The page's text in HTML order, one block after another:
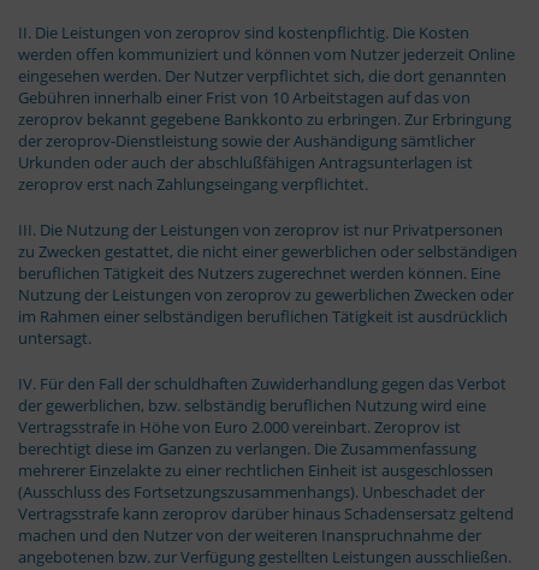
II. Die Leistungen von zeroprov sind kostenpflichtig. Die Kosten
werden offen kommuniziert und können vom Nutzer jederzeit Online
eingesehen werden. Der Nutzer verpflichtet sich, die dort genannten
Gebühren innerhalb einer Frist von 10 Arbeitstagen auf das von
zeroprov bekannt gegebene Bankkonto zu erbringen. Zur Erbringung
der zeroprov-Dienstleistung sowie der Aushändigung sämtlicher
Urkunden oder auch der abschlußfähigen Antragsunterlagen ist
zeroprov erst nach Zahlungseingang verpflichtet.
III. Die Nutzung der Leistungen von zeroprov ist nur Privatpersonen
zu Zwecken gestattet, die nicht einer gewerblichen oder selbständigen
beruflichen Tätigkeit des Nutzers zugerechnet werden können. Eine
Nutzung der Leistungen von zeroprov zu gewerblichen Zwecken oder
im Rahmen einer selbständigen beruflichen Tätigkeit ist ausdrücklich
untersagt.
IV. Für den Fall der schuldhaften Zuwiderhandlung gegen das Verbot
der gewerblichen, bzw. selbständig beruflichen Nutzung wird eine
Vertragsstrafe in Höhe von Euro 2.000 vereinbart. Zeroprov ist
berechtigt diese im Ganzen zu verlangen. Die Zusammenfassung
mehrerer Einzelakte zu einer rechtlichen Einheit ist ausgeschlossen
(Ausschluss des Fortsetzungszusammenhangs). Unbeschadet der
Vertragsstrafe kann zeroprov darüber hinaus Schadensersatz geltend
machen und den Nutzer von der weiteren Inanspruchnahme der
angebotenen bzw. zur Verfügung gestellten Leistungen ausschließen.